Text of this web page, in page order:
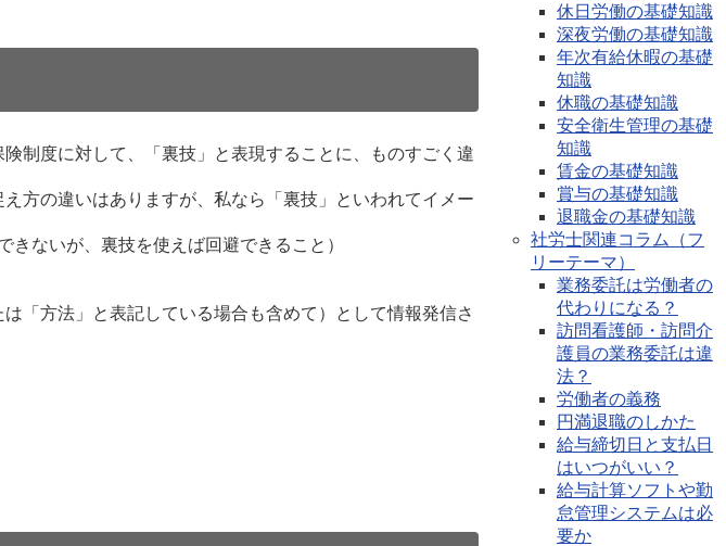
制度に対して、「裏技」と表現することに、ものすごく違
方の違いはありますが、私なら「裏技」といわれてイメー
ないが、裏技を使えば回避できること）
「方法」と表記している場合も含めて）として情報発信さ
休日労働の基礎知識
深夜労働の基礎知識
年次有給休暇の基礎
知識
休職の基礎知識
安全衛生管理の基礎
知識
賃金の基礎知識
賞与の基礎知識
退職金の基礎知識
社労士関連コラム（フ
リーテーマ）
業務委託は労働者の
代わりになる？
訪問看護師・訪問介
護員の業務委託は違
法？
労働者の義務
円満退職のしかた
給与締切日と支払日
はいつがいい？
給与計算ソフトや勤
怠管理システムは必
要か